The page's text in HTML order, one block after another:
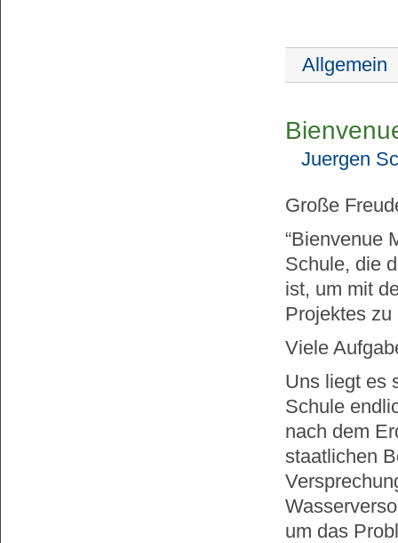
Allgemein
Juergen
Große
“Bienvenue
Schule, die
ist, um mit
Projektes zu
Viele
Uns liegt es
Schule
nach dem
staatlichen
um das